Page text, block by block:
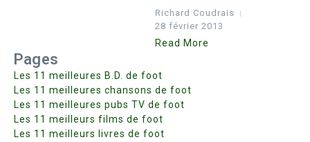
Richard Coudrais
28 février 2013
Read More
Pages
Les 11 meilleures B.D. de foot
Les 11 meilleures chansons de foot
Les 11 meilleures pubs TV de foot
Les 11 meilleurs films de foot
Les 11 meilleurs livres de foot